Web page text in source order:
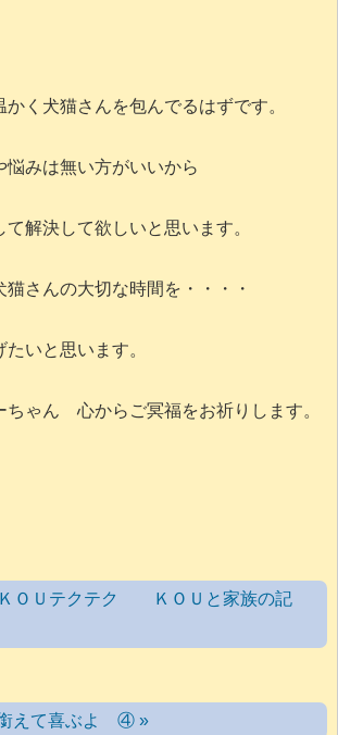
く犬猫さんを包んでるはずです。
悩みは無い方がいいから
解決して欲しいと思います。
さんの大切な時間を・・・・
いと思います。
ちゃん 心からご冥福をお祈りします。
ＯＵテクテク ＫＯＵと家族の記
えて喜ぶよ ④ »